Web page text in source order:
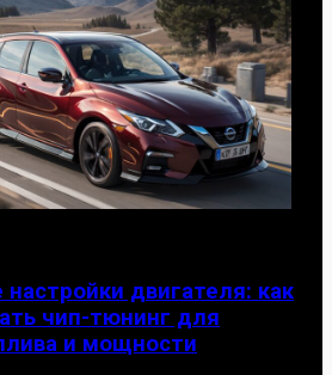
двигателя: как
чип-тюнинг для
и мощности